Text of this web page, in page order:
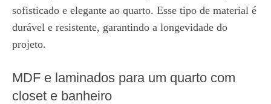
sofisticado e elegante ao quarto. Esse tipo de material é
durável e resistente, garantindo a longevidade do
projeto.
MDF e laminados para um quarto com
closet e banheiro